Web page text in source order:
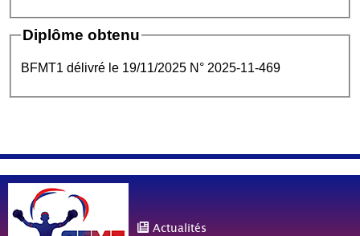
Diplôme obtenu
BFMT1 délivré le 19/11/2025 N° 2025-11-469
Actualités